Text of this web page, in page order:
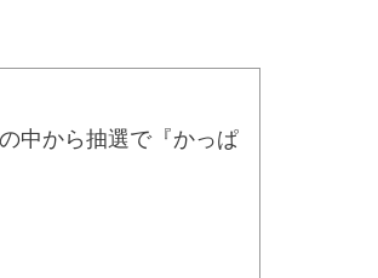
中から抽選で『かっぱ